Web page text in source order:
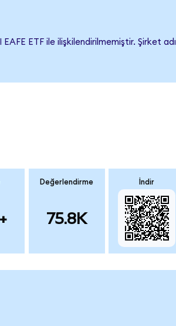
ETF ile ilişkilendirilmemiştir. Şirket adı
Değerlendirme
75.8K
İndir